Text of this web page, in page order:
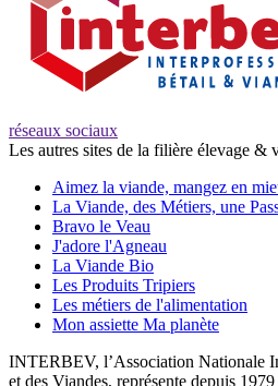
réseaux sociaux
Les autres sites de la filière élevage &
Aimez la viande, mangez en
La Viande, des Métiers, une
Bravo le Veau
J'adore l'Agneau
La Viande Bio
Les Produits Tripiers
Les métiers de l'alimentation
Mon assiette Ma planète
INTERBEV, l’Association Nationale
et des Viandes, représente depuis